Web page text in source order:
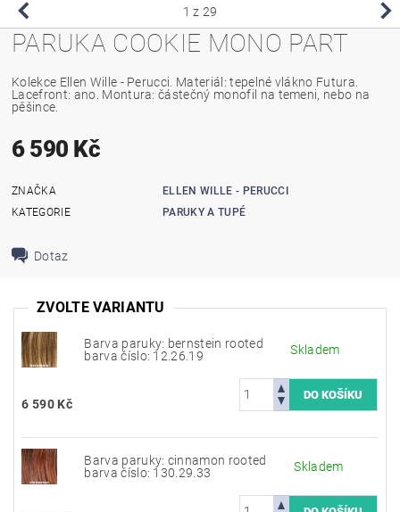
1 z 29
PARUKA COOKIE MONO PART
Kolekce Ellen Wille - Perucci. Materiál: tepelné vlákno Futura.
Lacefront: ano. Montura: částečný monofil na temeni, nebo na
pěšince.
6 590 Kč
ZNAČKA
ELLEN WILLE - PERUCCI
KATEGORIE
PARUKY A TUPÉ
Dotaz
ZVOLTE VARIANTU
Barva paruky: bernstein rooted
barva číslo: 12.26.19
Skladem
6 590 Kč
Barva paruky: cinnamon rooted
barva číslo: 130.29.33
Skladem